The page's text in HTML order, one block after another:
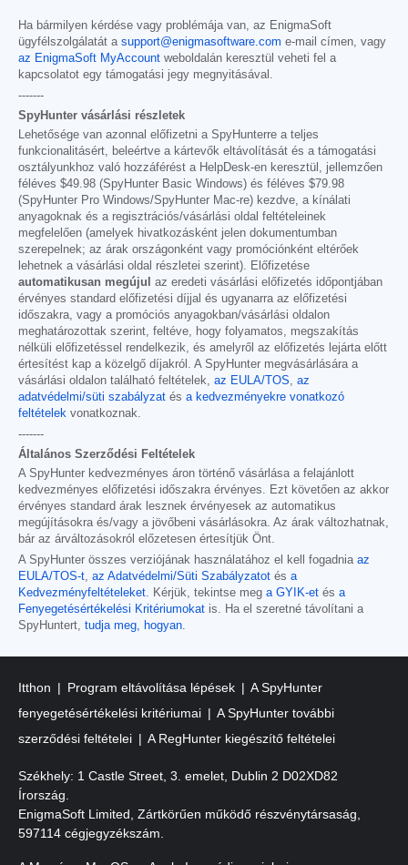
Ha bármilyen kérdése vagy problémája van, az EnigmaSoft
ügyfélszolgálatát a support@enigmasoftware.com e-mail címen, vagy
az EnigmaSoft MyAccount weboldalán keresztül veheti fel a
kapcsolatot egy támogatási jegy megnyitásával.
-------
SpyHunter vásárlási részletek
Lehetősége van azonnal előfizetni a SpyHunterre a teljes
funkcionalitásért, beleértve a kártevők eltávolítását és a támogatási
osztályunkhoz való hozzáférést a HelpDesk-en keresztül, jellemzően
féléves $49.98 (SpyHunter Basic Windows) és féléves $79.98
(SpyHunter Pro Windows/SpyHunter Mac-re) kezdve, a kínálati
anyagoknak és a regisztrációs/vásárlási oldal feltételeinek
megfelelően (amelyek hivatkozásként jelen dokumentumban
szerepelnek; az árak országonként vagy promóciónként eltérőek
lehetnek a vásárlási oldal részletei szerint). Előfizetése
automatikusan megújul
az eredeti vásárlási előfizetés időpontjában
érvényes standard előfizetési díjjal és ugyanarra az előfizetési
időszakra, vagy a promóciós anyagokban/vásárlási oldalon
meghatározottak szerint, feltéve, hogy folyamatos, megszakítás
nélküli előfizetéssel rendelkezik, és amelyről az előfizetés lejárta előtt
értesítést kap a közelgő díjakról. A SpyHunter megvásárlására a
vásárlási oldalon található feltételek, az EULA/TOS, az
adatvédelmi/süti szabályzat és a kedvezményekre vonatkozó
feltételek vonatkoznak.
-------
Általános Szerződési Feltételek
A SpyHunter kedvezményes áron történő vásárlása a felajánlott
kedvezményes előfizetési időszakra érvényes. Ezt követően az akkor
érvényes standard árak lesznek érvényesek az automatikus
megújításokra és/vagy a jövőbeni vásárlásokra. Az árak változhatnak,
bár az árváltozásokról előzetesen értesítjük Önt.
A SpyHunter összes verziójának használatához el kell fogadnia az
EULA/TOS-t, az Adatvédelmi/Süti Szabályzatot és a
Kedvezményfeltételeket. Kérjük, tekintse meg a GYIK-et és a
Fenyegetésértékelési Kritériumokat is. Ha el szeretné távolítani a
SpyHuntert, tudja meg, hogyan.
Itthon Program eltávolítása lépések
A SpyHunter
fenyegetésértékelési kritériumai
A SpyHunter további
szerződési feltételei
A RegHunter kiegészítő feltételei
Székhely: 1 Castle Street, 3. emelet, Dublin 2 D02XD82
Írország.
EnigmaSoft Limited, Zártkörűen működő részvénytársaság,
597114 cégjegyzékszám.